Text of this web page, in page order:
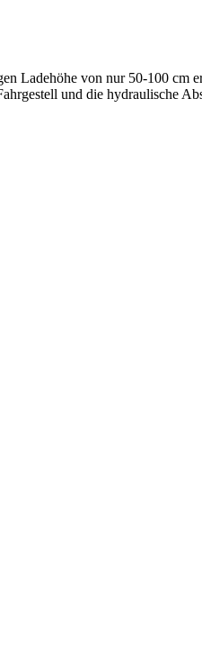
Ladehöhe von nur 50-100 cm
und die hydraulische